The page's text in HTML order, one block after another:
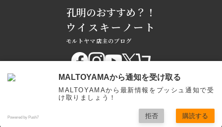
孔明のおすすめ？！
ウイスキーノート
モルトヤマ店主のブログ
Copyright(C) MALTOYAMA
All Rights Reserved.
富山県地域企業再起支援事業費補助金活用（令和３年１月12日改修）
MALTOYAMAから通知を受け取る
MALTOYAMAから最新情報をプッシュ通知で受
け取りましょう！
Powered by Push7 拒否 購読する